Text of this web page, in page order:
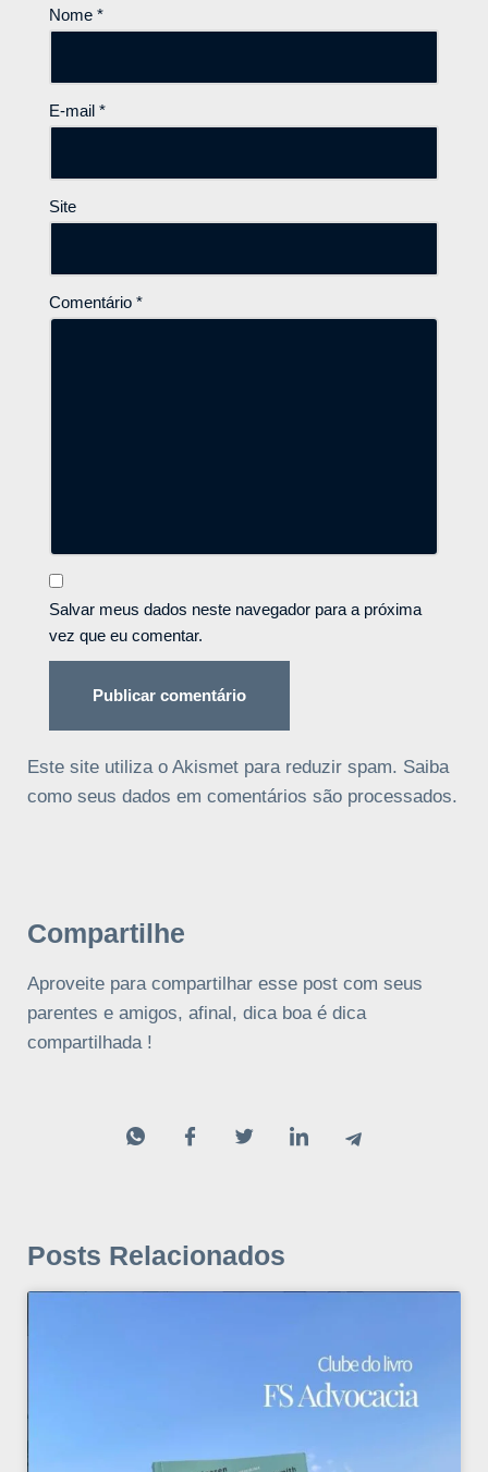
Nome *
E-mail *
Site
Comentário *
Salvar meus dados neste navegador para a próxima
vez que eu comentar.
Este site utiliza o Akismet para reduzir spam. Saiba
como seus dados em comentários são processados.
Compartilhe
Aproveite para compartilhar esse post com seus
parentes e amigos, afinal, dica boa é dica
compartilhada !
Posts Relacionados